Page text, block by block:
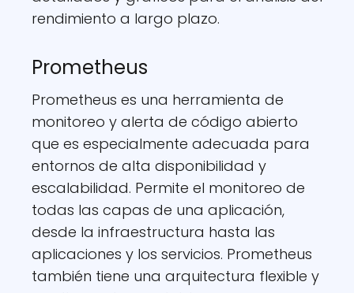
rendimiento a largo plazo.
Prometheus
Prometheus es una herramienta de
monitoreo y alerta de código abierto
que es especialmente adecuada para
entornos de alta disponibilidad y
escalabilidad. Permite el monitoreo de
todas las capas de una aplicación,
desde la infraestructura hasta las
aplicaciones y los servicios. Prometheus
también tiene una arquitectura flexible y